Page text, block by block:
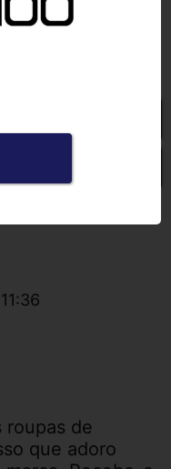

roupas de
que adoro